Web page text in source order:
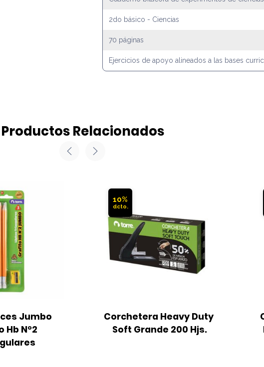
2do básico - Ciencias
70 páginas
Ejercicios de apoyo alineados a las bases
Productos Relacionados
Jumbo
Hb N°2
10%
Corchetera Heavy Duty
Soft Grande 200 Hjs.